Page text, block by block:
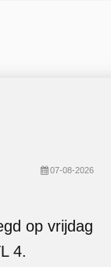
07-08-2026
op vrijdag
4.